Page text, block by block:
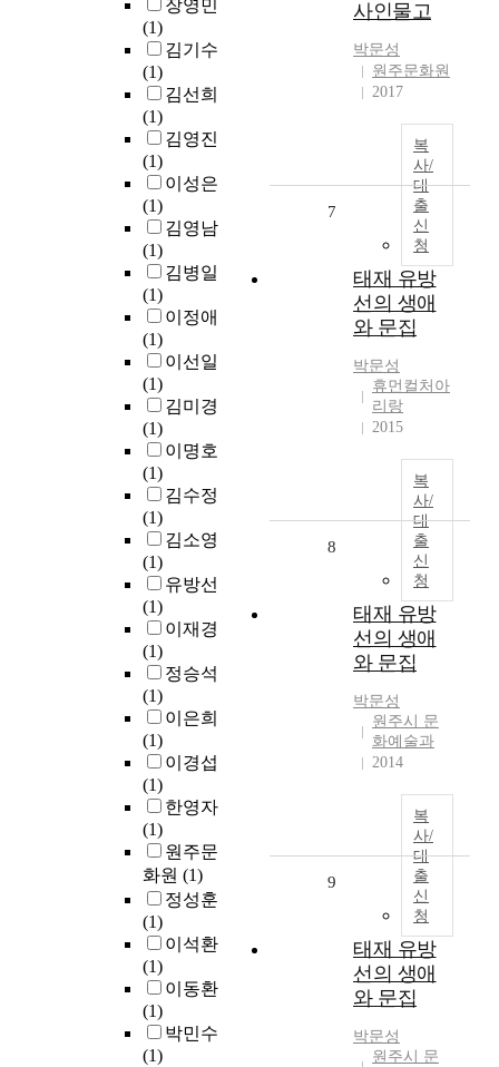
장영민
(1)
김기수
(1)
김선희
(1)
김영진
(1)
이성은
(1)
김영남
(1)
김병일
(1)
이정애
(1)
이선일
(1)
김미경
(1)
이명호
(1)
김수정
(1)
김소영
(1)
유방선
(1)
이재경
(1)
정승석
(1)
이은희
(1)
이경섭
(1)
한영자
(1)
원주문
화원 (1)
정성훈
(1)
이석환
(1)
이동환
(1)
박민수
(1)
사인물고
박문성
원주문화원
2017
복
사/
대
출
신
청
7
태재 유방
선의 생애
와 문집
박문성
휴먼컬처아
리랑
2015
복
사/
대
출
신
청
8
태재 유방
선의 생애
와 문집
박문성
원주시 문
화예술과
2014
복
사/
대
출
신
청
9
태재 유방
선의 생애
와 문집
박문성
원주시 문